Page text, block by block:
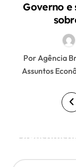
Governo
Por Agência Brasil Em tramitação na Comissão de
Assuntos
P
a